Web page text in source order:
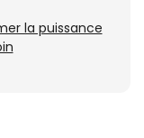
la puissance